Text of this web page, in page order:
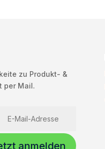
zu Produkt- &
per Mail.
anmelden